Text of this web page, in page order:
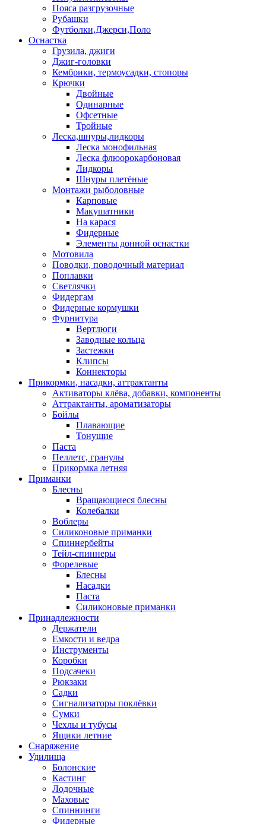
Пояса разгрузочные
Рубашки
Футболки,Джерси,Поло
Оснастка
Грузила, джиги
Джиг-головки
Кембрики, термоусадки, стопоры
Крючки
Двойные
Одинарные
Офсетные
Тройные
Леска,шнуры,лидкоры
Леска монофильная
Леска флюорокарбоновая
Лидкоры
Шнуры плетёные
Монтажи рыболовные
Карповые
Макушатники
На карася
Фидерные
Элементы донной оснастки
Мотовила
Поводки, поводочный материал
Поплавки
Светлячки
Фидергам
Фидерные кормушки
Фурнитура
Вертлюги
Заводные кольца
Застежки
Клипсы
Коннекторы
Прикормки, насадки, аттрактанты
Активаторы клёва, добавки, компоненты
Аттрактанты, ароматизаторы
Бойлы
Плавающие
Тонущие
Паста
Пеллетс, гранулы
Прикормка летняя
Приманки
Блесны
Вращающиеся блесны
Колебалки
Воблеры
Силиконовые приманки
Спиннербейты
Тейл-спиннеры
Форелевые
Блесны
Насадки
Паста
Силиконовые приманки
Принадлежности
Держатели
Емкости и ведра
Инструменты
Коробки
Подсачеки
Рюкзаки
Садки
Сигнализаторы поклёвки
Сумки
Чехлы и тубусы
Ящики летние
Снаряжение
Удилища
Болонские
Кастинг
Лодочные
Маховые
Спиннинги
Фидерные